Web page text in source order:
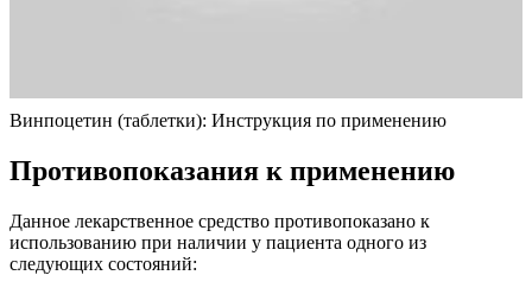
Винпоцетин (таблетки): Инструкция по применению
Противопоказания к применению
Данное лекарственное средство противопоказано к
использованию при наличии у пациента одного из
следующих состояний: